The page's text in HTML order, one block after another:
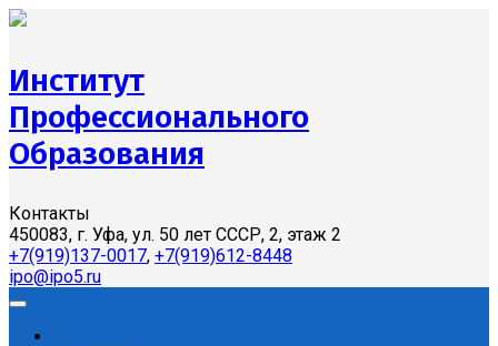
Институт
Профессионального
Образования
Контакты
450083, г. Уфа, ул. 50 лет СССР, 2, этаж 2
+7(919)137-0017, +7(919)612-8448
ipo@ipo5.ru